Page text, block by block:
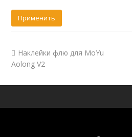
Наклейки флю для MoYu
Aolong V2